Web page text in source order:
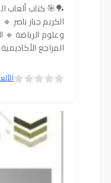
🏓🎯 كتاب ألعاب
الكريم جبار ناصر
المراجع